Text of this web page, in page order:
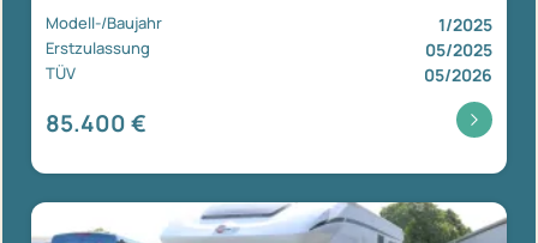
Modell-/Baujahr 1/2025
Erstzulassung 05/2025
TÜV 05/2026
85.400 €